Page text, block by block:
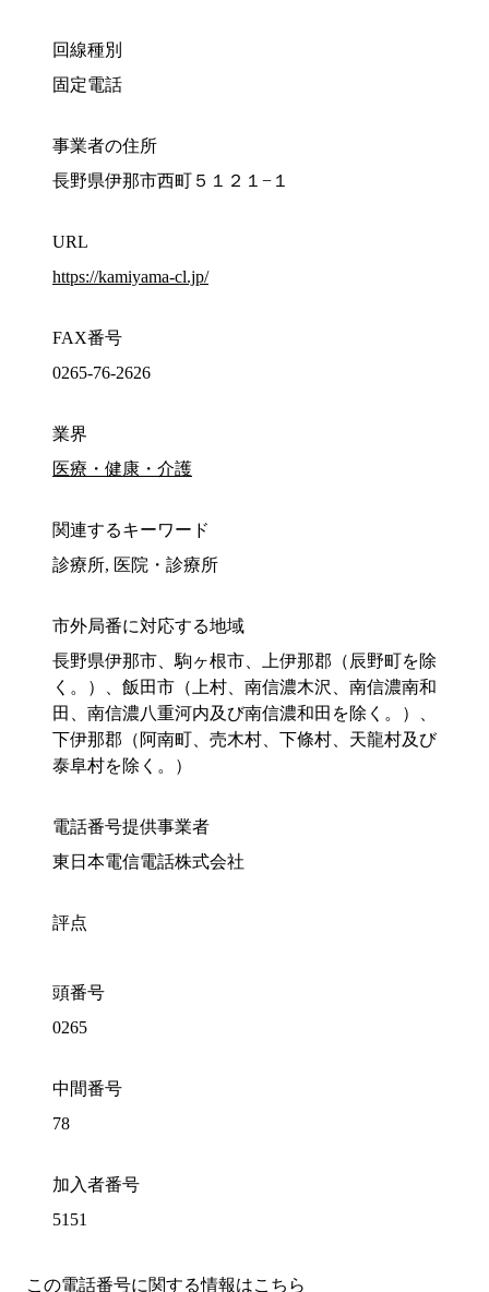
回線種別
固定電話
事業者の住所
長野県伊那市西町５１２１−１
URL
https://kamiyama-cl.jp/
FAX番号
0265-76-2626
業界
医療・健康・介護
関連するキーワード
診療所, 医院・診療所
市外局番に対応する地域
長野県伊那市、駒ヶ根市、上伊那郡（辰野町を除
く。）、飯田市（上村、南信濃木沢、南信濃南和
田、南信濃八重河内及び南信濃和田を除く。）、
下伊那郡（阿南町、売木村、下條村、天龍村及び
泰阜村を除く。）
電話番号提供事業者
東日本電信電話株式会社
評点
頭番号
0265
中間番号
78
加入者番号
5151
この電話番号に関する情報はこちら